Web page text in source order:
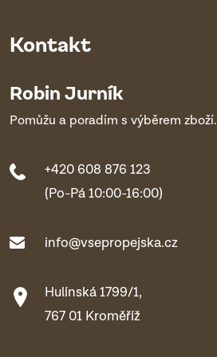
Kontakt
Robin Jurník
Pomůžu a poradím s výběrem zboží.
+420 608 876 123
(Po-Pá 10:00-16:00)
info@vsepropejska.cz
Hulínská 1799/1,
767 01 Kroměříž